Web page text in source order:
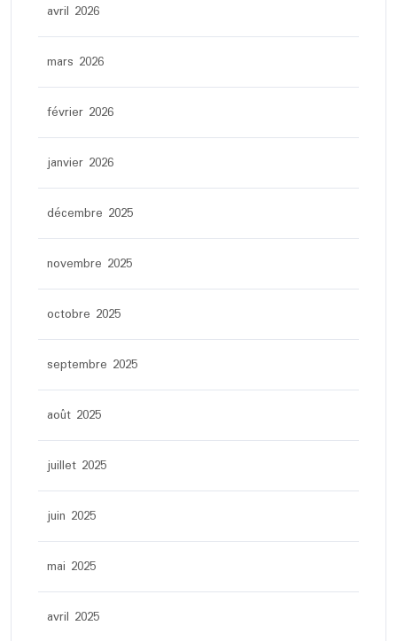
avril 2026
mars 2026
février 2026
janvier 2026
décembre 2025
novembre 2025
octobre 2025
septembre 2025
août 2025
juillet 2025
juin 2025
mai 2025
avril 2025